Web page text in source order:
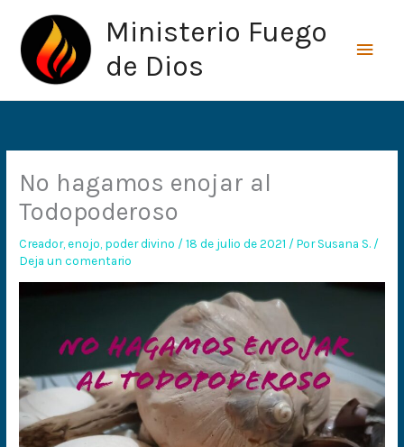
contenido
Ministerio Fuego
de Dios
No hagamos enojar al
Todopoderoso
Creador,enojo poder divino /18 de julio de 2021 / PorSusana S. /
Deja un comentario